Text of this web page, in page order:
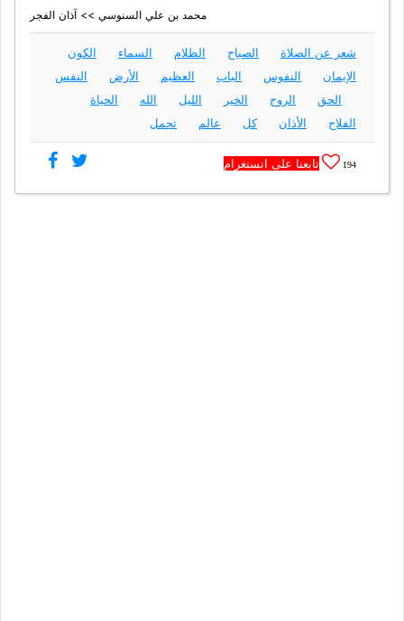
محمد بن علي السنوسي >> آذان الفجر
شعر عن الصلاة الصباح الظلام السماء
الكون
الإيمان
النفوس الباب العظيم الأرض
النفس
الحق
الروح الخير الليل الله
الحياة
الفلاح
الأذان كل عالم تحمل
194 تابعنا على انستغرام